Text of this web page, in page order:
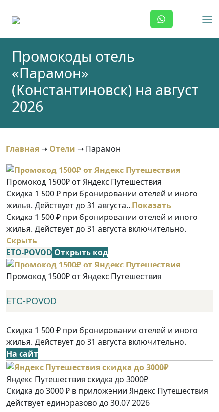
Промокоды отель
«Парамон»
(Константиновск) на август
2026
Главная ➝ Отели ➝ Парамон
Промокод 1500₽ от Яндекс Путешествия
Скидка 1 500 ₽ при бронировании отелей и иного
жилья. Действует до 31 августа...Показать
Скидка 1 500 ₽ при бронировании отелей и иного
жилья. Действует до 31 августа включительно.
Скрыть
ETO-POVOD Открыть код
Промокод 1500₽ от Яндекс Путешествия
ETO-POVOD
Скидка 1 500 ₽ при бронировании отелей и иного
жилья. Действует до 31 августа включительно.
На сайт
Яндекс Путешествия скидка до 3000₽
Скидка до 3000 ₽ в приложении Яндекс Путешествия
действует единоразово до 30.07.2026